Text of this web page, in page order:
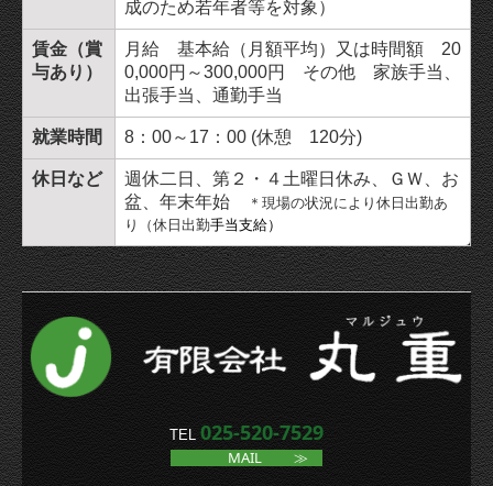
成のため若年者等を対象）
賃金（賞
与あり）
月給 基本給（月額平均）又は時間額 20
0,000円～300,000円 その他 家族手当、
出張手当、通勤手当
就業時間 8：00～17：00 (休憩 120分)
休日など
週休二日、第２・４土曜日休み、ＧＷ、お
盆、年末年始
＊現場の状況により休日出勤あ
り（休日出勤手当支給）
TEL 025-520-7529
MAIL ≫